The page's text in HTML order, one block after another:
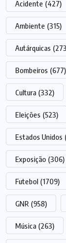
Acidente (427)
Ambiente (315)
Autárquicas
Bombeiros (677)
Cultura (332)
Eleições (523)
Estados Unidos
Exposição (306)
Futebol (1709)
GNR (958)
Música (263)